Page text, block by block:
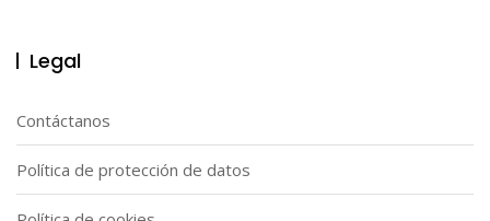
Legal
Contáctanos
Política de protección de datos